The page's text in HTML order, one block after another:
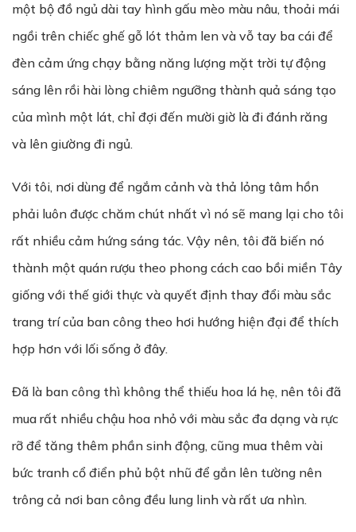
một bộ đồ ngủ dài tay hình gấu mèo màu nâu, thoải mái
ngồi trên chiếc ghế gỗ lót thảm len và vỗ tay ba cái để
đèn cảm ứng chạy bằng năng lượng mặt trời tự động
sáng lên rồi hài lòng chiêm ngưỡng thành quả sáng tạo
của mình một lát, chỉ đợi đến mười giờ là đi đánh răng
và lên giường đi ngủ.
Với tôi, nơi dùng để ngắm cảnh và thả lỏng tâm hồn
phải luôn được chăm chút nhất vì nó sẽ mang lại cho tôi
rất nhiều cảm hứng sáng tác. Vậy nên, tôi đã biến nó
thành một quán rượu theo phong cách cao bồi miền Tây
giống với thế giới thực và quyết định thay đổi màu sắc
trang trí của ban công theo hơi hướng hiện đại để thích
hợp hơn với lối sống ở đây.
Đã là ban công thì không thể thiếu hoa lá hẹ, nên tôi đã
mua rất nhiều chậu hoa nhỏ với màu sắc đa dạng và rực
rỡ để tăng thêm phần sinh động, cũng mua thêm vài
bức tranh cổ điển phủ bột nhũ để gắn lên tường nên
trông cả nơi ban công đều lung linh và rất ưa nhìn.